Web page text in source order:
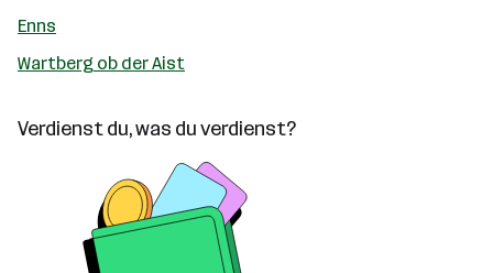
Enns
Wartberg ob der Aist
Verdienst du, was du verdienst?